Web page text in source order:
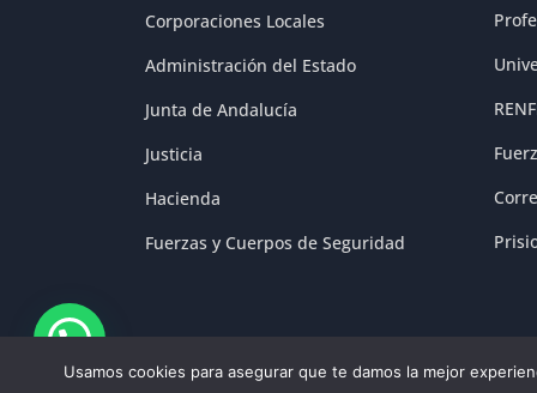
Corporaciones Locales
Administración del Estado
Junta de Andalucía
Justicia
Hacienda
Fuerzas y Cuerpos de Seguridad
Aviso Legal|
Usamos cookies para asegurar que te damos la mejor